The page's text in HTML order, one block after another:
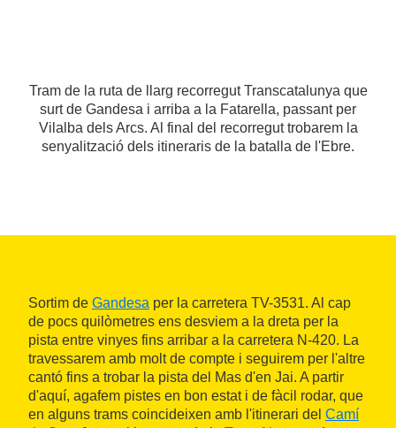
Tram de la ruta de llarg recorregut Transcatalunya que
surt de Gandesa i arriba a la Fatarella, passant per
Vilalba dels Arcs. Al final del recorregut trobarem la
senyalització dels itineraris de la batalla de l'Ebre.
Sortim de Gandesa per la carretera TV-3531. Al cap
de pocs quilòmetres ens desviem a la dreta per la
pista entre vinyes fins arribar a la carretera N-420. La
travessarem amb molt de compte i seguirem per l'altre
cantó fins a trobar la pista del Mas d'en Jai. A partir
d'aquí, agafem pistes en bon estat i de fàcil rodar, que
en alguns trams coincideixen amb l'itinerari del Camí